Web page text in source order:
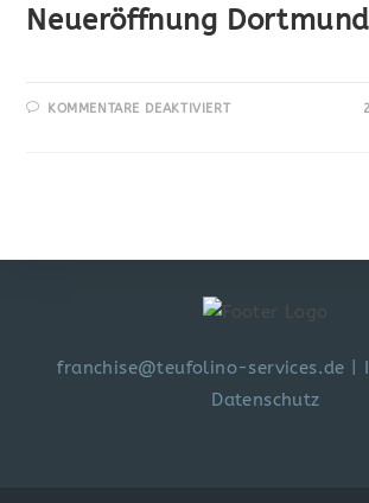
Neueröffnung Dortmund
KOMMENTARE DEAKTIVIERT
franchise@teufolino-services.de
Datenschutz